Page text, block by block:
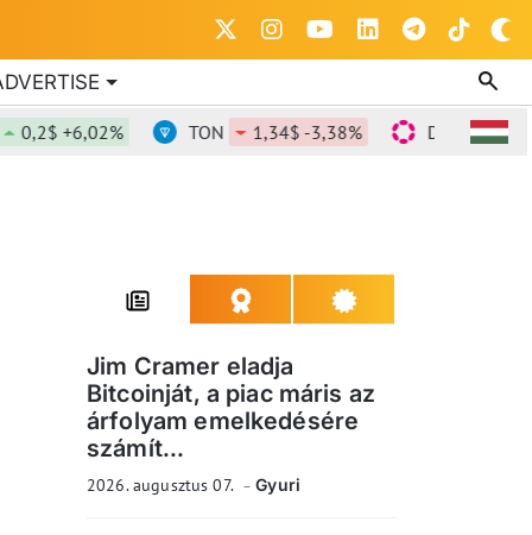
+6,02% TON 1,34$ -3,38% DOT 0,815$ -
Jim Cramer eladja
Bitcoinját, a piac máris az
árfolyam emelkedésére
számít...
2026. augusztus 07. Gyuri